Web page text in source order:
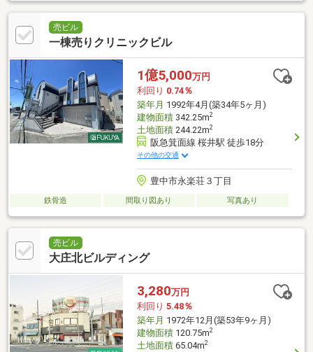
売ビル
一棟売りクリニックビル
1億5,000万円
利回り 0.74％
築年月 1992年4月(築34年5ヶ月)
建物面積342.25m2
土地面積244.22m2
阪急箕面線 桜井駅 徒歩18分
その他の交通
豊中市永楽荘３丁目
鉄骨造 間取り図あり 写真あり
売ビル
大庄北ビルディング
3,280万円
利回り 5.48％
築年月 1972年12月(築53年9ヶ月)
建物面積120.75m2
土地面積65.04m2